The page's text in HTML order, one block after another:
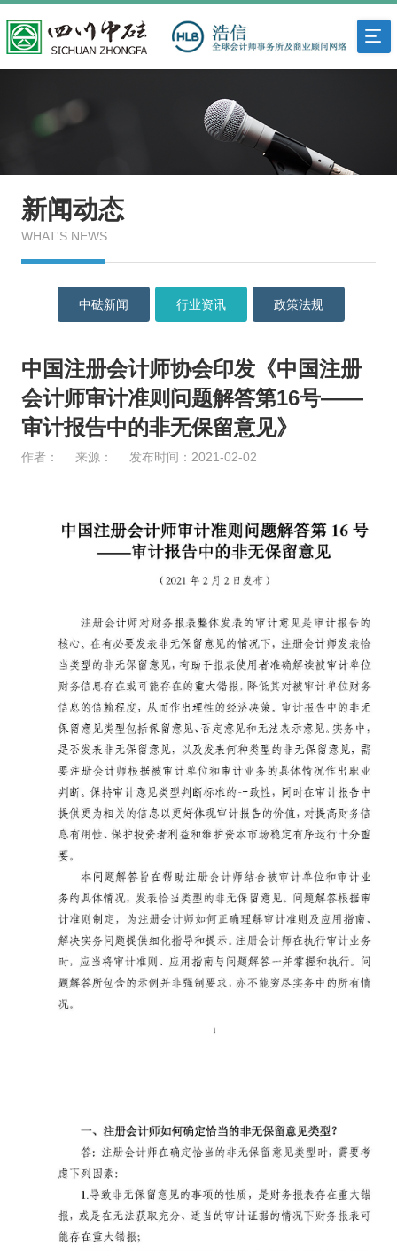
新闻动态
WHAT'S NEWS
中砝新闻 行业资讯 政策法规
中国注册会计师协会印发《中国注册
会计师审计准则问题解答第16号——
审计报告中的非无保留意见》
作者： 来源： 发布时间：2021-02-02